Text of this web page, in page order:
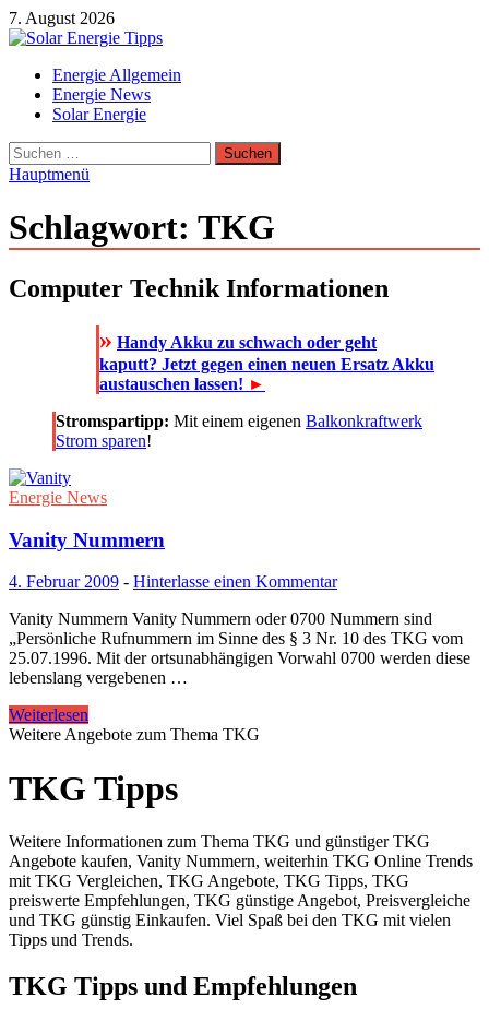
Zum
Inhalt
7. August 2026
Solar Energie Tipps
Solar Energie und Photovoltaik Informationen und Tipps
Energie Allgemein
Energie News
Solar Energie
Suchen
nach:
Hauptmenü
Schlagwort: TKG
Computer Technik Informationen
» Handy Akku zu schwach oder geht
kaputt? Jetzt gegen einen neuen Ersatz Akku
austauschen lassen! ►
Stromspartipp: Mit einem eigenen Balkonkraftwerk
Strom sparen!
Energie News
Vanity Nummern
4. Februar 2009 - Hinterlasse einen Kommentar
Vanity Nummern Vanity Nummern oder 0700 Nummern sind
„Persönliche Rufnummern im Sinne des § 3 Nr. 10 des TKG vom
25.07.1996. Mit der ortsunabhängigen Vorwahl 0700 werden diese
lebenslang vergebenen …
Weiterlesen
Weitere Angebote zum Thema TKG
TKG Tipps
Weitere Informationen zum Thema TKG und günstiger TKG
Angebote kaufen, Vanity Nummern, weiterhin TKG Online Trends
mit TKG Vergleichen, TKG Angebote, TKG Tipps, TKG
preiswerte Empfehlungen, TKG günstige Angebot, Preisvergleiche
und TKG günstig Einkaufen. Viel Spaß bei den TKG mit vielen
Tipps und Trends.
TKG Tipps und Empfehlungen